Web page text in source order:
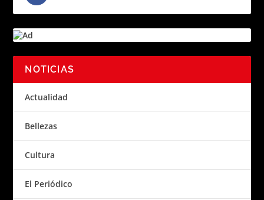
NOTICIAS
Actualidad
Bellezas
Cultura
El Periódico